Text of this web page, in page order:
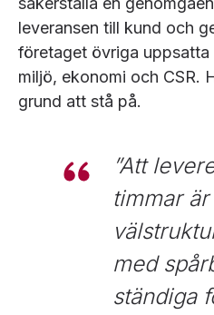
leveransen till kund och
företaget övriga uppsatta
miljö, ekonomi och CSR.
grund att stå på.
”Att
timmar
med
ständiga